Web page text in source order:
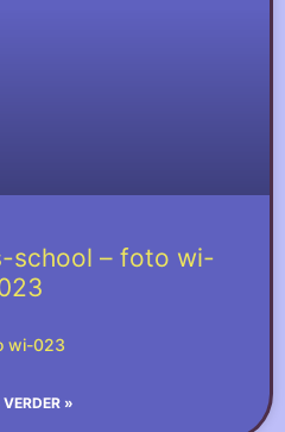
school – foto wi-
wi-023
VERDER »